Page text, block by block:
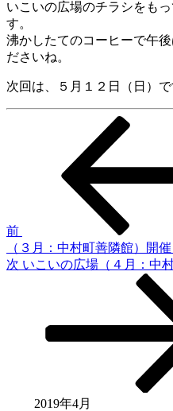
いこいの広場のチラシをも
す。
沸かしたてのコーヒーで午
ださいね。
次回は、５月１２日（日）
ゲ
ー
前
（３月：中村町善隣館）開催
次
次 いこいの広場（４月：中
2019年4月